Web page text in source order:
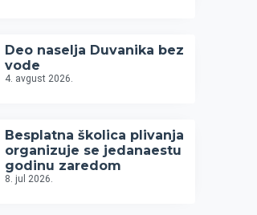
Deo naselja Duvanika bez
vode
4. avgust 2026.
Besplatna školica plivanja
organizuje se jedanaestu
godinu zaredom
8. jul 2026.